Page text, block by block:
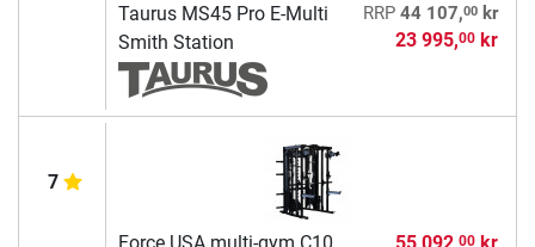
Taurus MS45 Pro E-Multi
Smith Station
RRP 44 107,00kr
23 995,00kr
7
00